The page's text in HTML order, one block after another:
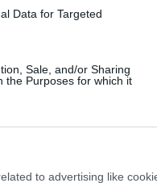
Data for Targeted
Sale, and/or Sharing
the Purposes for which it
to advertising like